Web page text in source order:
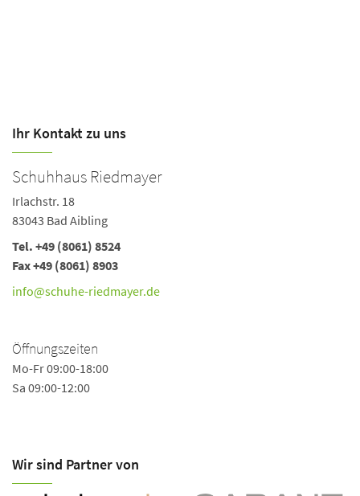
Ihr Kontakt zu uns
Schuhhaus Riedmayer
Irlachstr. 18
83043 Bad Aibling
Tel. +49 (8061) 8524
Fax +49 (8061) 8903
info@schuhe-riedmayer.de
Öffnungszeiten
Mo-Fr 09:00-18:00
Sa 09:00-12:00
Wir sind Partner von